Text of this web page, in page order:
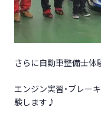
さらに自動車整備士体
エンジン実習・ブレー
験します♪